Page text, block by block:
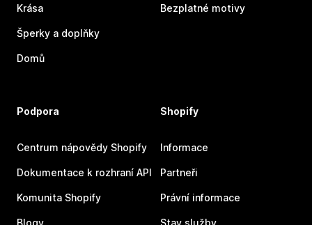
Krása
Šperky a doplňky
Domů
Bezplatné motivy
Podpora
Centrum nápovědy Shopify
Dokumentace k rozhraní API
Komunita Shopify
Blogy
Shopify
Informace
Partneři
Právní informace
Stav služby